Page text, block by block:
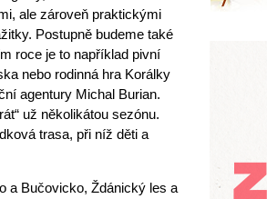
ale zároveň praktickými
Postupně budeme také
roce je to například pivní
nebo rodinná hra Korálky
agentury Michal Burian.
už několikátou sezónu.
trasa, při níž děti a
a Bučovicko, Ždánický les a